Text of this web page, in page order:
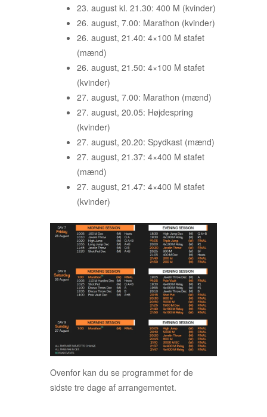
23. august kl. 21.30: 400 M (kvinder)
26. august, 7.00: Marathon (kvinder)
26. august, 21.40: 4×100 M stafet
(mænd)
26. august, 21.50: 4×100 M stafet
(kvinder)
27. august, 7.00: Marathon (mænd)
27. august, 20.05: Højdespring
(kvinder)
27. august, 20.20: Spydkast (mænd)
27. august, 21.37: 4×400 M stafet
(mænd)
27. august, 21.47: 4×400 M stafet
(kvinder)
Ovenfor kan du se programmet for de
sidste tre dage af arrangementet.